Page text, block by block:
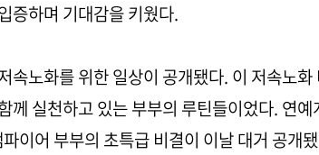
증하며 기대감을 키웠다.
속노화를 위한 일상이 공개됐다. 이 저속노화
께 실천하고 있는 부부의 루틴들이었다. 연
이어 부부의 초특급 비결이 이날 대거 공개